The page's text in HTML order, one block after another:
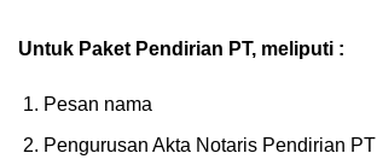
Untuk Paket Pendirian PT, meliputi :
Pesan nama
Pengurusan Akta Notaris Pendirian PT